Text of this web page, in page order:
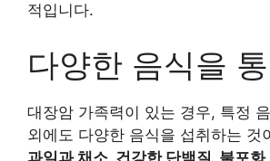
적입니다.
다양한 음식을
대장암 가족력이 있는 경우, 특정
외에도 다양한 음식을 섭취하는 것
과일과 채소, 건강한 단백질, 불포